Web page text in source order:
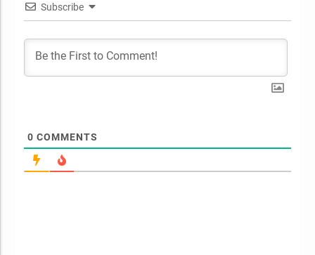
Subscribe
0 COMMENTS